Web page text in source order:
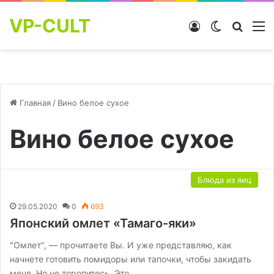
VP-CULT Switch skin
Войти
Главная / Вино белое сухое
Вино белое сухое
Блюда из яиц
29.05.2020 0 693
Японский омлет «Тамаго-яки»
"Омлет", — прочитаете Вы. И уже представляю, как
начнeте готовить помидоры или тапочки, чтобы закидать